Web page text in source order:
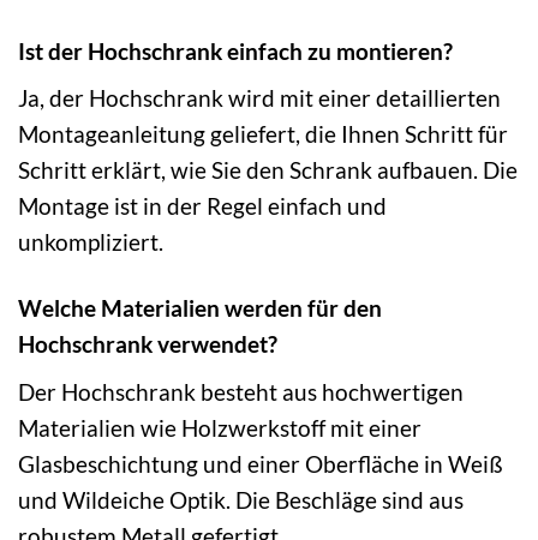
Ist der Hochschrank einfach zu montieren?
Ja, der Hochschrank wird mit einer detaillierten
Montageanleitung geliefert, die Ihnen Schritt für
Schritt erklärt, wie Sie den Schrank aufbauen. Die
Montage ist in der Regel einfach und
unkompliziert.
Welche Materialien werden für den
Hochschrank verwendet?
Der Hochschrank besteht aus hochwertigen
Materialien wie Holzwerkstoff mit einer
Glasbeschichtung und einer Oberfläche in Weiß
und Wildeiche Optik. Die Beschläge sind aus